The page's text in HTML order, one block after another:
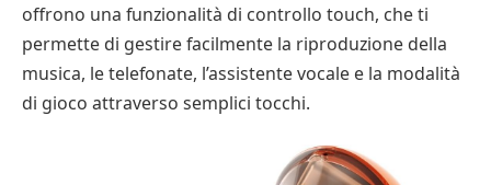
offrono una funzionalità di controllo touch, che ti
permette di gestire facilmente la riproduzione della
musica, le telefonate, l’assistente vocale e la modalità
di gioco attraverso semplici tocchi.